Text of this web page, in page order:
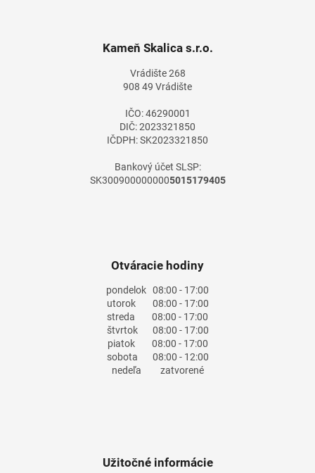
Kameň Skalica s.r.o.
Vrádište 268
908 49 Vrádište
IČO: 46290001
DIČ: 2023321850
IČDPH: SK2023321850
Bankový účet SLSP:
SK3009000000005015179405
Otváracie hodiny
pondelok 08:00 - 17:00
utorok08:00 - 17:00
streda 08:00 - 17:00
štvrtok08:00 - 17:00
piatok08:00 - 17:00
sobota 08:00 - 12:00
nedeľa zatvorené
Užitočné informácie